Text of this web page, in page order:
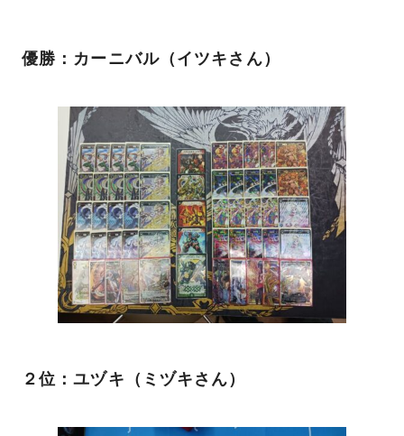
優勝：カーニバル（イツキさん）
２位：ユヅキ（ミヅキさん）